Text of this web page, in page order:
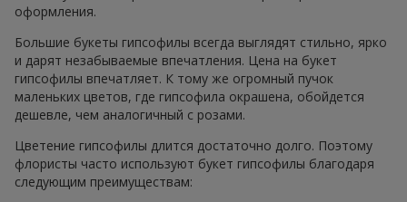
оформления.
Большие букеты гипсофилы всегда выглядят стильно, ярко
и дарят незабываемые впечатления. Цена на букет
гипсофилы впечатляет. К тому же огромный пучок
маленьких цветов, где гипсофила окрашена, обойдется
дешевле, чем аналогичный с розами.
Цветение гипсофилы длится достаточно долго. Поэтому
флористы часто используют букет гипсофилы благодаря
следующим преимуществам: